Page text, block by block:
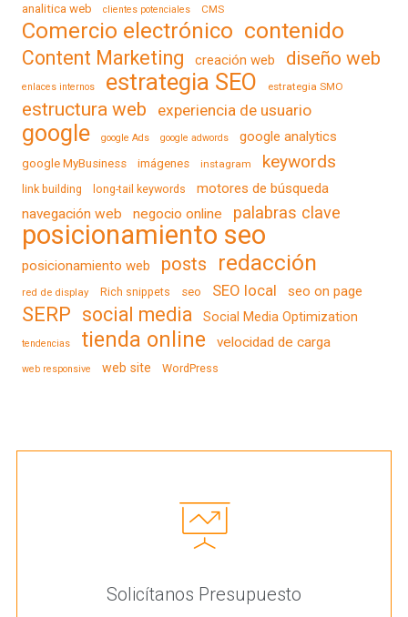
analitica web clientes potenciales CMS
Comercio electrónico contenido
Content Marketing creación web diseño web
enlaces internos estrategia SEO estrategia SMO
estructura web experiencia de usuario
google google Ads google adwords google analytics
google MyBusiness imágenes instagram keywords
link building long-tail keywords
motores de búsqueda
navegación web
negocio online palabras clave
posicionamiento seo
posicionamiento web posts redacción
red de display Rich snippets seo SEO local seo on page
SERP social media Social Media Optimization
tendencias tienda online velocidad de carga
web responsive web site WordPress
Solicítanos Presupuesto